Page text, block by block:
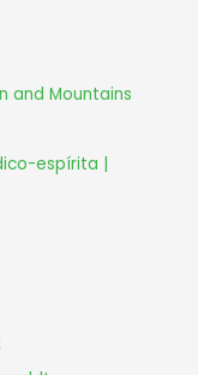
and Mountains
espírita |